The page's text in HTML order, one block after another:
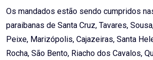
Os mandados estão sendo cumpridos
paraibanas de Santa Cruz, Tavares,
Peixe, Marizópolis, Cajazeiras, Santa
Rocha, São Bento, Riacho dos Cavalos,